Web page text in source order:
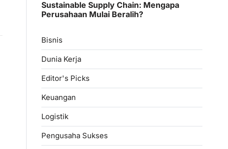
Sustainable Supply Chain: Mengapa
Perusahaan Mulai Beralih?
Bisnis
Dunia Kerja
Editor's Picks
Keuangan
Logistik
Pengusaha Sukses